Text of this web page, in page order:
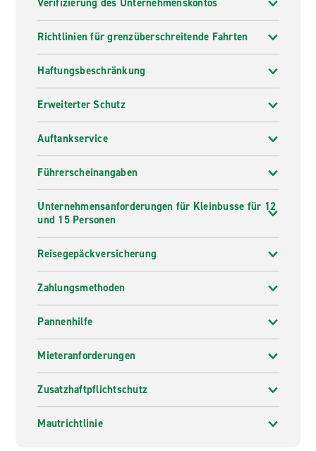
Verifizierung des Unternehmenskontos
Richtlinien für grenzüberschreitende Fahrten
Haftungsbeschränkung
Erweiterter Schutz
Auftankservice
Führerscheinangaben
Unternehmensanforderungen für Kleinbusse für 12
und 15 Personen
Reisegepäckversicherung
Zahlungsmethoden
Pannenhilfe
Mieteranforderungen
Zusatzhaftpflichtschutz
Mautrichtlinie